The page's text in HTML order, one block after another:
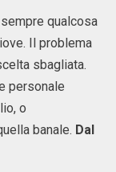
qualcosa
Il problema
sbagliata.
personale
o
banale. Dal